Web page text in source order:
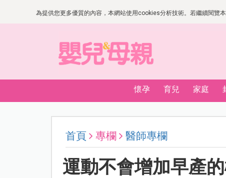
為提供您更多優質的內容，本網站使用cookies分析技術。若繼續閱覽
懷孕 育兒 家庭
首頁 專欄 醫師專欄
運動不會增加早產